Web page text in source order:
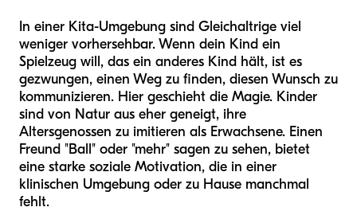
In einer Kita-Umgebung sind Gleichaltrige viel
weniger vorhersehbar. Wenn dein Kind ein
Spielzeug will, das ein anderes Kind hält, ist es
gezwungen, einen Weg zu finden, diesen Wunsch zu
kommunizieren. Hier geschieht die Magie. Kinder
sind von Natur aus eher geneigt, ihre
Altersgenossen zu imitieren als Erwachsene. Einen
Freund "Ball" oder "mehr" sagen zu sehen, bietet
eine starke soziale Motivation, die in einer
klinischen Umgebung oder zu Hause manchmal
fehlt.